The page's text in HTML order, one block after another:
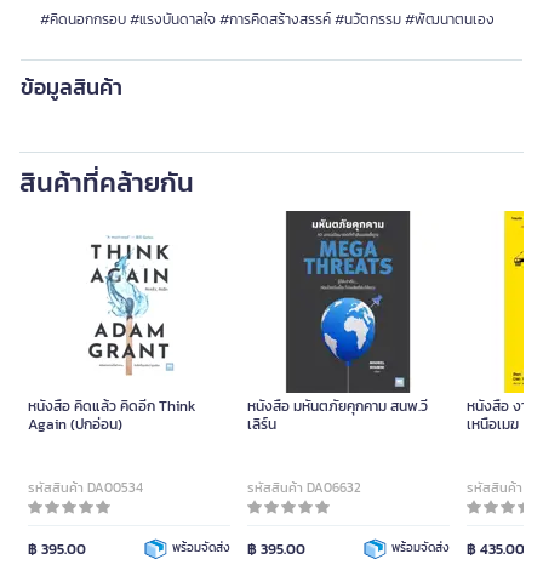
#คิดนอกกรอบ #แรงบันดาลใจ #การคิดสร้างสรรค์ #นวัตกรรม #พัฒนาตนเอง
ข้อมูลสินค้า
สินค้าที่คล้ายกัน
หนังสือ คิดแล้ว คิดอีก Think
Again (ปกอ่อน)
รหัสสินค้า DA00534
฿ 395.00 พร้อมจัดส่ง
หนังสือ มหันตภัยคุกคาม สนพ.วี
เลิร์น
รหัสสินค้า DA06632
฿ 395.00 พร้อมจัดส่ง
หนังสือ งาน
เหนือเมฆ
รหัสสินค้า
฿ 435.00